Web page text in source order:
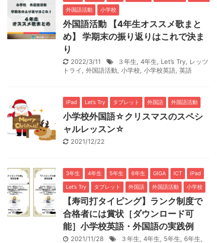
外国語活動
小学校
外国語活動 【4年生オススメ歌まと
め】 学期末の振り返りはこれで決ま
り
2022/3/11 ３年生, 4年生, Let’s Try, レッツ
トライ, 外国語活動, 小学校, 小学校英語, 英語
iPad Let’s Try タブレット 外国語 外国語活動
小学校外国語☆クリスマスのスペシ
ャルレッスン☆
2021/12/22
3年生 4年生 5年生 6年生 GIGA ICT
iPad
Let’s Try
タブレット 外国語 外国語活動 小学校
【寿司打タイピング】ランク制度で
合格者には賞状［ダウンロード可
能］小学校英語・外国語の実践例
2021/11/28 ３年生, 4年生, 5年生, 6年生,